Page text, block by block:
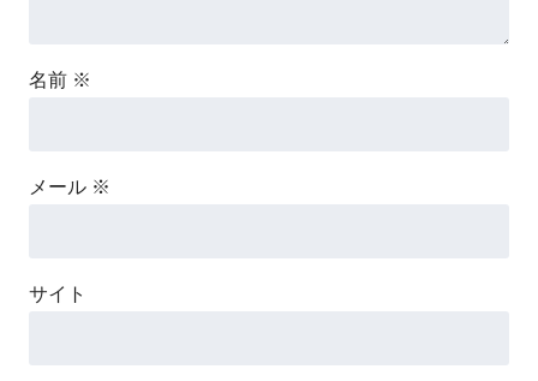
名前 ※
メール ※
サイト